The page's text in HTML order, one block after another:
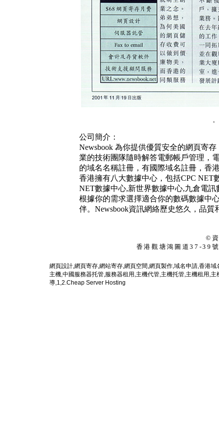
公司簡介：
Newsbook 為你提供優質安全的網頁寄
業的技術團隊隨時解答電郵帳戶管理，
的域名名稱註冊，有國際域名註冊，香
香港擁有八大數據中心，包括CPC
NET數據中心,新世界數據中心,九倉電
根據你的需求選擇適合你的數碼數據中
伴。Newsbook資訊網絡歷史悠久，品
©
香港觀塘鴻圖道37-39
網頁設計,網頁寄存,網站寄存,網頁空間,網頁製作,域名申請,香港域
主機,中國服務器托管,服務器租用 ,主機代管,主機托管,主機租用 ,主
導,1,2.Cheap Server Hosting